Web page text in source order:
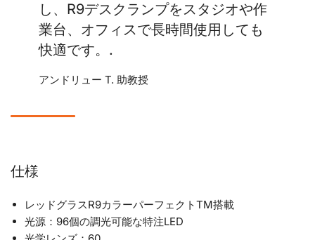
し、R9デスクランプをスタジオや作
業台、オフィスで長時間使用しても
快適です。.
アンドリュー T. 助教授
仕様
レッドグラスR9カラーパーフェクトTM搭載
光源：96個の調光可能な特注LED